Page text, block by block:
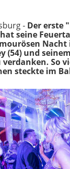
- Der erste "
seine
(54) und
verdanken. So
steckte im